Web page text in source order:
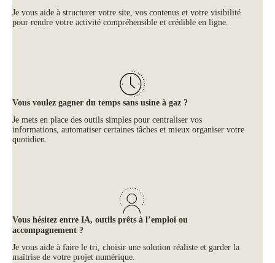
Je vous aide à structurer votre site, vos contenus et votre visibilité
pour rendre votre activité compréhensible et crédible en ligne.
Vous voulez gagner du temps sans usine à gaz ?
Je mets en place des outils simples pour centraliser vos
informations, automatiser certaines tâches et mieux organiser votre
quotidien.
Vous hésitez entre IA, outils prêts à l’emploi ou
accompagnement ?
Je vous aide à faire le tri, choisir une solution réaliste et garder la
maîtrise de votre projet numérique.